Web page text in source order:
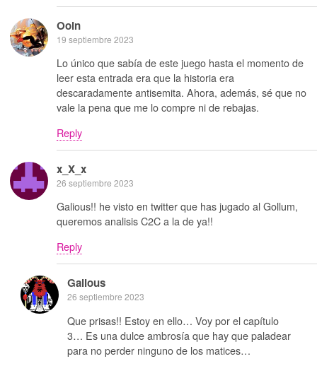
Ooin
19 septiembre 2023
Lo único que sabía de este juego hasta el momento de
leer esta entrada era que la historia era
descaradamente antisemita. Ahora, además, sé que no
vale la pena que me lo compre ni de rebajas.
Reply
x_X_x
26 septiembre 2023
Galious!! he visto en twitter que has jugado al Gollum,
queremos analisis C2C a la de ya!!
Reply
Galious
26 septiembre 2023
Que prisas!! Estoy en ello… Voy por el capítulo
3… Es una dulce ambrosía que hay que paladear
para no perder ninguno de los matices…